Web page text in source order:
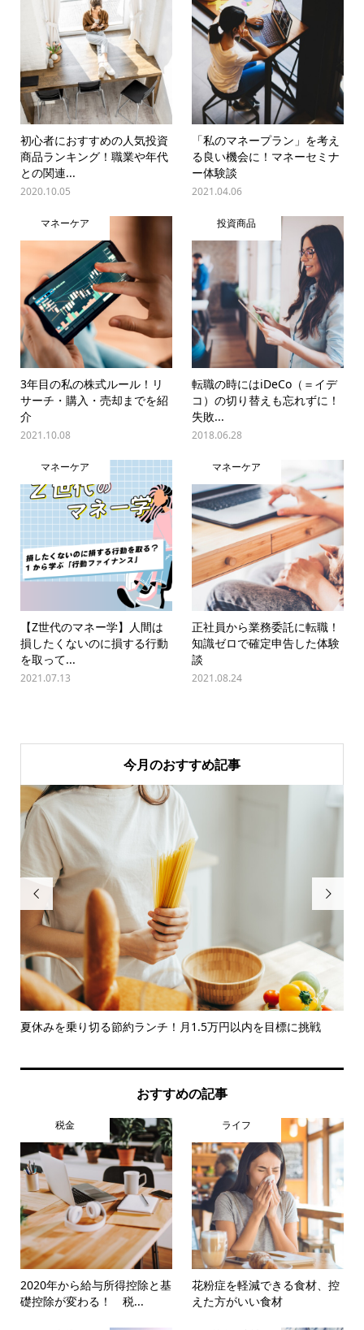
初心者におすすめの人気投資
商品ランキング！職業や年代
との関連...
2020.10.05
「私のマネープラン」を考え
る良い機会に！マネーセミナ
ー体験談
2021.04.06
マネーケア
3年目の私の株式ルール！リ
サーチ・購入・売却までを紹
介
2021.10.08
投資商品
転職の時にはiDeCo（＝イデ
コ）の切り替えも忘れずに！
失敗...
2018.06.28
マネーケア
【Z世代のマネー学】人間は
損したくないのに損する行動
を取って...
2021.07.13
マネーケア
正社員から業務委託に転職！
知識ゼロで確定申告した体験
談
2021.08.24
今月のおすすめ記事

夏休みを乗り切る節約ランチ！月1.5万円以内を目標に挑戦

おすすめの記事
税金
2020年から給与所得控除と基
礎控除が変わる！ 税...
ライフ
花粉症を軽減できる食材、控
えた方がいい食材